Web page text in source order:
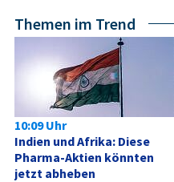
Themen im Trend
10:09 Uhr
Indien und Afrika: Diese
Pharma-Aktien könnten
jetzt abheben